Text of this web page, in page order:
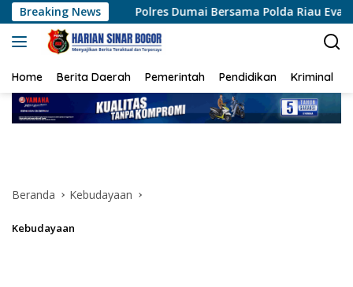
Langsung
ke
konten
Breaking News
Polres Dumai Bersama Polda Riau Evakuasi Lansia Sakit
Home Berita Daerah Pemerintah Pendidikan Kriminal
Beranda Kebudayaan
Kebudayaan